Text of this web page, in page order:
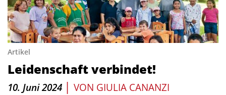
Artikel
Leidenschaft verbindet!
10. Juni 2024 | VON GIULIA CANANZI